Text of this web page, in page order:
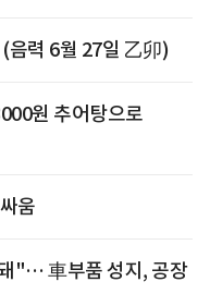
음력 6월 27일 乙卯)
원 추어탕으로
움
"… 車부품 성지, 공장